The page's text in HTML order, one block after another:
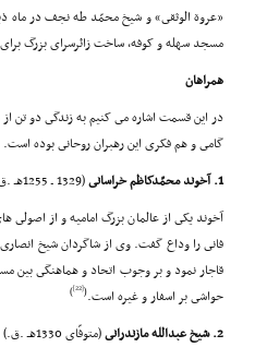
مسجد سهله و کوفه، ساخت زائرسراى بزرگ
همراهان
در این قسمت اشاره مى کنیم به زندگى دو
گامى و هم فکرى این رهبران روحانى بوده است.
1. آخوند محمّدکاظم خراسانى
(1329 ـ 1255هـ .ق.)
آخوند یکى از عالمان بزرگ امامیه و از
فانى را وداع گفت. وى از شاگردان شیخ
قاجار نمود و بر وجوب اتحاد و هماهنگى بین
حواشى بر اسفار و غیره است.(
[22]
)
2. شیخ عبدالله مازندرانى
(متوفّاى 1330هـ .ق.)